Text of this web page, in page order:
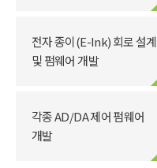
전자 종이(E-Ink) 회로 설계
및 펌웨어 개발
각종 AD/DA 제어 펌웨어
개발